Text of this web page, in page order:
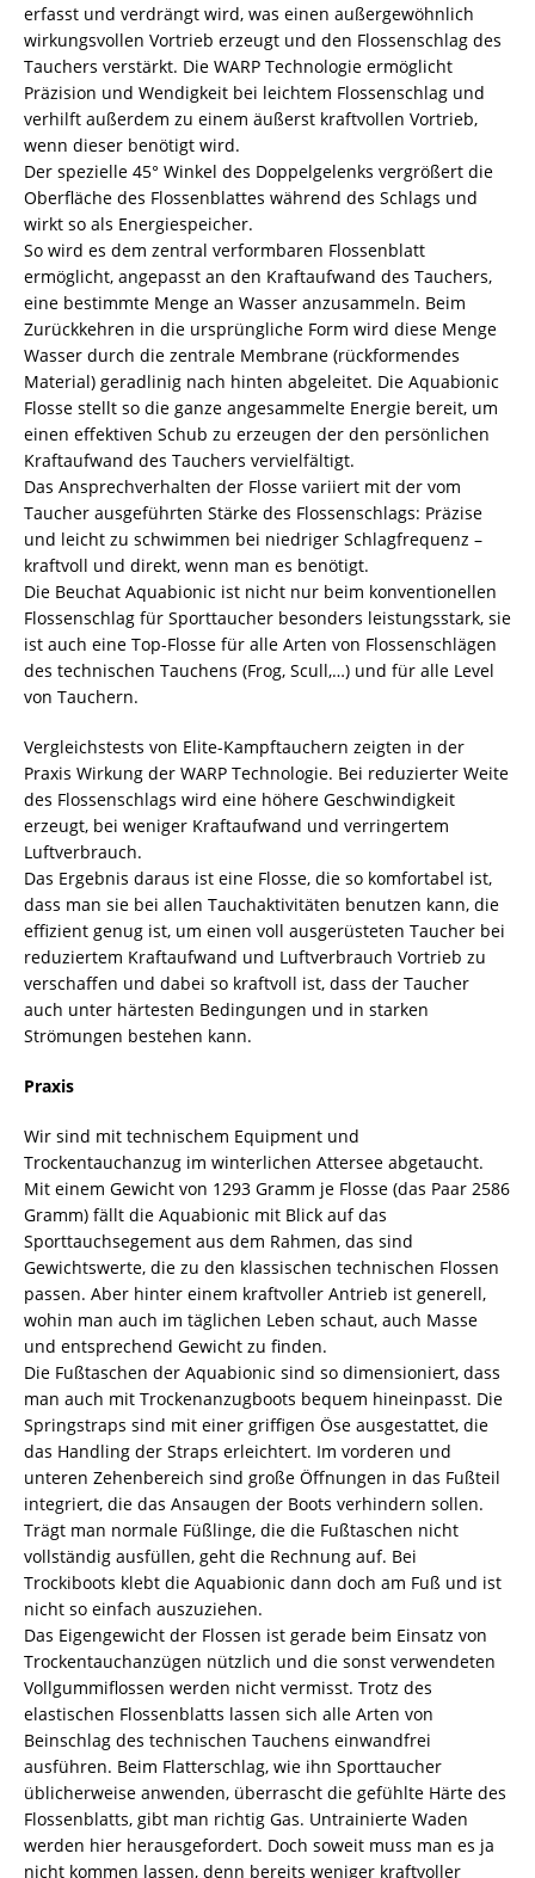
erfasst und verdrängt wird, was einen außergewöhnlich
wirkungsvollen Vortrieb erzeugt und den Flossenschlag des
Tauchers verstärkt. Die WARP Technologie ermöglicht
Präzision und Wendigkeit bei leichtem Flossenschlag und
verhilft außerdem zu einem äußerst kraftvollen Vortrieb,
wenn dieser benötigt wird.
Der spezielle 45° Winkel des Doppelgelenks vergrößert die
Oberfläche des Flossenblattes während des Schlags und
wirkt so als Energiespeicher.
So wird es dem zentral verformbaren Flossenblatt
ermöglicht, angepasst an den Kraftaufwand des Tauchers,
eine bestimmte Menge an Wasser anzusammeln. Beim
Zurückkehren in die ursprüngliche Form wird diese Menge
Wasser durch die zentrale Membrane (rückformendes
Material) geradlinig nach hinten abgeleitet. Die Aquabionic
Flosse stellt so die ganze angesammelte Energie bereit, um
einen effektiven Schub zu erzeugen der den persönlichen
Kraftaufwand des Tauchers vervielfältigt.
Das Ansprechverhalten der Flosse variiert mit der vom
Taucher ausgeführten Stärke des Flossenschlags: Präzise
und leicht zu schwimmen bei niedriger Schlagfrequenz –
kraftvoll und direkt, wenn man es benötigt.
Die Beuchat Aquabionic ist nicht nur beim konventionellen
Flossenschlag für Sporttaucher besonders leistungsstark, sie
ist auch eine Top-Flosse für alle Arten von Flossenschlägen
des technischen Tauchens (Frog, Scull,…) und für alle Level
von Tauchern.
Vergleichstests von Elite-Kampftauchern zeigten in der
Praxis Wirkung der WARP Technologie. Bei reduzierter Weite
des Flossenschlags wird eine höhere Geschwindigkeit
erzeugt, bei weniger Kraftaufwand und verringertem
Luftverbrauch.
Das Ergebnis daraus ist eine Flosse, die so komfortabel ist,
dass man sie bei allen Tauchaktivitäten benutzen kann, die
effizient genug ist, um einen voll ausgerüsteten Taucher bei
reduziertem Kraftaufwand und Luftverbrauch Vortrieb zu
verschaffen und dabei so kraftvoll ist, dass der Taucher
auch unter härtesten Bedingungen und in starken
Strömungen bestehen kann.
Praxis
Wir sind mit technischem Equipment und
Trockentauchanzug im winterlichen Attersee abgetaucht.
Mit einem Gewicht von 1293 Gramm je Flosse (das Paar 2586
Gramm) fällt die Aquabionic mit Blick auf das
Sporttauchsegement aus dem Rahmen, das sind
Gewichtswerte, die zu den klassischen technischen Flossen
passen. Aber hinter einem kraftvoller Antrieb ist generell,
wohin man auch im täglichen Leben schaut, auch Masse
und entsprechend Gewicht zu finden.
Die Fußtaschen der Aquabionic sind so dimensioniert, dass
man auch mit Trockenanzugboots bequem hineinpasst. Die
Springstraps sind mit einer griffigen Öse ausgestattet, die
das Handling der Straps erleichtert. Im vorderen und
unteren Zehenbereich sind große Öffnungen in das Fußteil
integriert, die das Ansaugen der Boots verhindern sollen.
Trägt man normale Füßlinge, die die Fußtaschen nicht
vollständig ausfüllen, geht die Rechnung auf. Bei
Trockiboots klebt die Aquabionic dann doch am Fuß und ist
nicht so einfach auszuziehen.
Das Eigengewicht der Flossen ist gerade beim Einsatz von
Trockentauchanzügen nützlich und die sonst verwendeten
Vollgummiflossen werden nicht vermisst. Trotz des
elastischen Flossenblatts lassen sich alle Arten von
Beinschlag des technischen Tauchens einwandfrei
ausführen. Beim Flatterschlag, wie ihn Sporttaucher
üblicherweise anwenden, überrascht die gefühlte Härte des
Flossenblatts, gibt man richtig Gas. Untrainierte Waden
werden hier herausgefordert. Doch soweit muss man es ja
nicht kommen lassen, denn bereits weniger kraftvoller